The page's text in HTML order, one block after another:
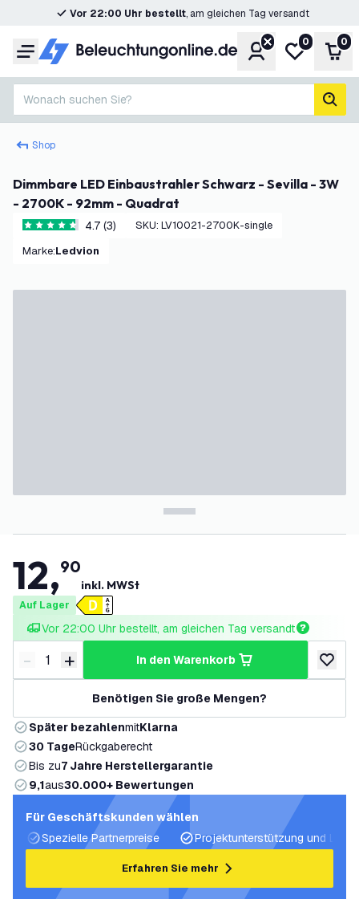
Vor 22:00 Uhr bestellt, am gleichen Tag versandt
Menü KontoMeine
0 0
Wonach suchen Sie?
Shop
Dimmbare LED Einbaustrahler Schwarz - Sevilla - 3W
- 2700K - 92mm - Quadrat
4.7 Bewertungssterne
4.7 (3) SKU: LV10021-2700K-single
Marke: Ledvion
12,90
inkl. MWSt
Auf Lager
Vor 22:00 Uhr bestellt, am gleichen Tag versandt
Menge verringern
- Menge erhöhen
+ in den Warenkorb
zur
Benötigen Sie große Mengen?
Später bezahlenmitKlarna
30 TageRückgaberecht
Bis zu7 Jahre Herstellergarantie
9,1aus30.000+ Bewertungen
Für Geschäftskunden wählen
Spezielle Partnerpreise
Projektunterstützung und
Erfahren Sie mehr